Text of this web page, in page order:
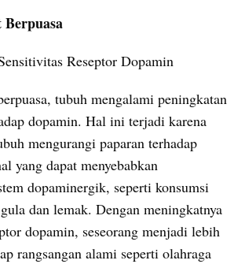
Berpuasa
Reseptor Dopamin
tubuh mengalami peningkatan
dopamin. Hal ini terjadi karena
mengurangi paparan terhadap
yang dapat menyebabkan
dopaminergik, seperti konsumsi
dan lemak. Dengan meningkatnya
dopamin, seseorang menjadi lebih
rangsangan alami seperti olahraga